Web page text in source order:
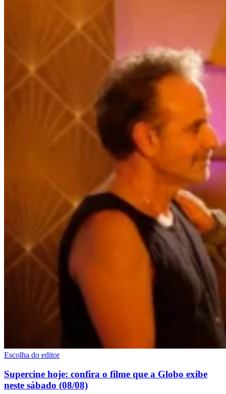
Escolha do editor
Supercine hoje: confira o filme que a Globo exibe
neste sábado (08/08)